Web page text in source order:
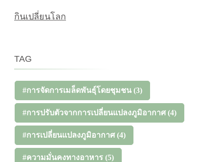
กินเปลี่ยนโลก
TAG
#การจัดการเมล็ดพันธุ์โดยชุมชน (3)
#การปรับตัวจากการเปลี่ยนแปลงภูมิอากาศ(4)
#การเปลี่ยนแปลงภูมิอากาศ(4)
#ความมั่นคงทางอาหาร (5)